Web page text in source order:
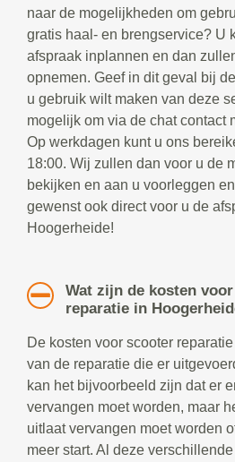
naar de mogelijkheden om
gratis haal- en brengservice? U
afspraak inplannen en dan
opnemen. Geef in dit geval bij
u gebruik wilt maken van deze
mogelijk om via de chat contact
Op werkdagen kunt u ons
18:00. Wij zullen dan voor u de
bekijken en aan u voorleggen
gewenst ook direct voor u de
Hoogerheide!
Wat zijn de kosten
reparatie in
De kosten voor scooter
van de reparatie die er
kan het bijvoorbeeld zijn dat er
vervangen moet worden, maar
uitlaat vervangen moet worden
meer start. Al deze